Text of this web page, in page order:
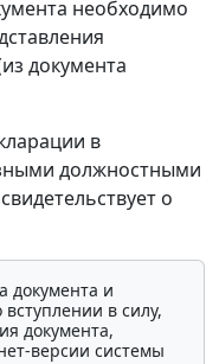
необходимо
документа
в
должностными
о
документа и
в силу,
документа,
версии системы